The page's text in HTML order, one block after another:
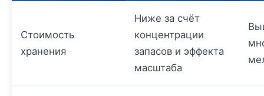
Стоимость
хранения
Ниже за счёт
концентрации
запасов и эффекта
масштаба